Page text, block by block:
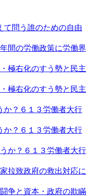
て問う誰のための自由
間の労働政策に労働界
極右化のすう勢と民主
極右化のすう勢と民主
か？６１３労働者大行
か？６１３労働者大行
か？６１３労働者大行
拉致政府の救出対応に
争と資本・政府の欺瞞